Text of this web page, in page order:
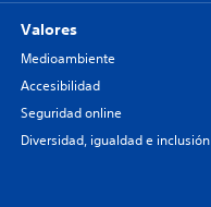
Valores
Medioambiente
Accesibilidad
Seguridad online
Diversidad, igualdad e inclusión